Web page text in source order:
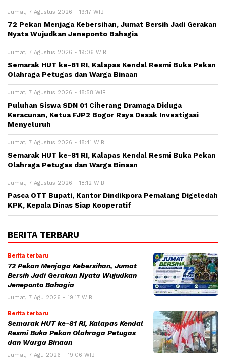
Jumat, 7 Agustus 2026 - 19:17 WIB
72 Pekan Menjaga Kebersihan, Jumat Bersih Jadi Gerakan
Nyata Wujudkan Jeneponto Bahagia
Jumat, 7 Agustus 2026 - 19:06 WIB
Semarak HUT ke-81 RI, Kalapas Kendal Resmi Buka Pekan
Olahraga Petugas dan Warga Binaan
Jumat, 7 Agustus 2026 - 18:58 WIB
Puluhan Siswa SDN 01 Ciherang Dramaga Diduga
Keracunan, Ketua FJP2 Bogor Raya Desak Investigasi
Menyeluruh
Jumat, 7 Agustus 2026 - 18:41 WIB
Semarak HUT ke-81 RI, Kalapas Kendal Resmi Buka Pekan
Olahraga Petugas dan Warga Binaan
Jumat, 7 Agustus 2026 - 18:12 WIB
Pasca OTT Bupati, Kantor Dindikpora Pemalang Digeledah
KPK, Kepala Dinas Siap Kooperatif
BERITA TERBARU
Berita terbaru
72 Pekan Menjaga Kebersihan, Jumat
Bersih Jadi Gerakan Nyata Wujudkan
Jeneponto Bahagia
Jumat, 7 Agu 2026 - 19:17 WIB
Berita terbaru
Semarak HUT ke-81 RI, Kalapas Kendal
Resmi Buka Pekan Olahraga Petugas
dan Warga Binaan
Jumat, 7 Agu 2026 - 19:06 WIB